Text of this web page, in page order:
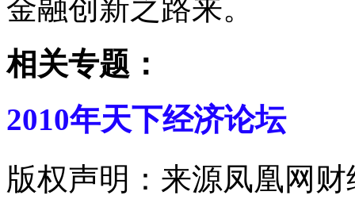
金融创新之路来。
相关专题：
2010年天下经济论坛
版权声明：来源凤凰网